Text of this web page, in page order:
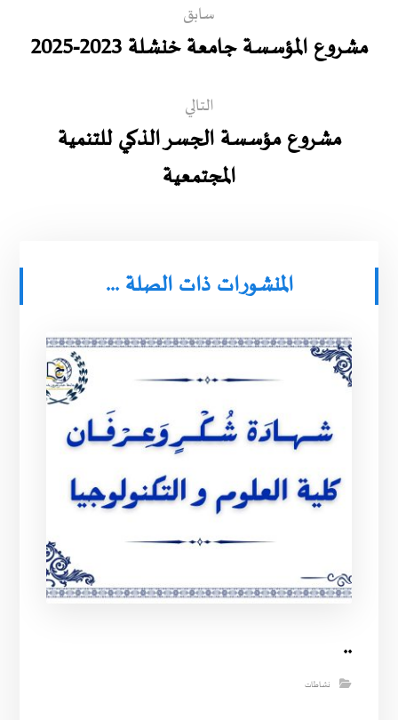
سابق
مشروع المؤسسة جامعة خنشلة 2023-2025
التالي
مشروع مؤسسة الجسر الذكي للتنمية
المجتمعية
المنشورات ذات الصلة ...
..
نشاطات